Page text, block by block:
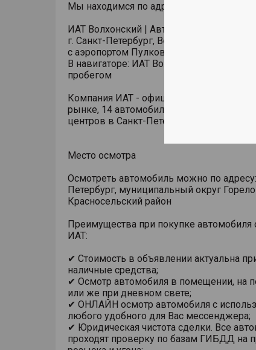
Мы находимся по адресу:
ИАТ Волхонский | Автомобили с пробегом
г. Санкт-Петербург, Волхонское шоссе, 3,
с аэропортом Пулково)
В навигаторе: ИАТ Волхонский |
пробегом
Компания ИАТ - официальный дилер
рынке, 14 автомобильных брендов, 13
центров в Санкт-Петербурге. Ждем вас в
Место осмотра
Осмотреть автомобиль можно по
Петербург, муниципальный округ
Красносельский район
Преимущества при покупке автомобиля
ИАТ:
✔ Стоимость в объявлении актуальна
наличные средства;
✔ Осмотр автомобиля в помещении, на
или же при дневном свете;
✔ ОНЛАЙН осмотр автомобиля с
любого удобного для Вас мессенджера;
✔ Юридическая чистота сделки. Все
проходят проверку по базам ГИБДД на